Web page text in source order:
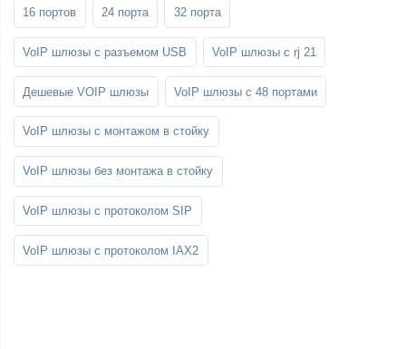
16 портов 24 порта 32 порта
VoIP шлюзы с разъемом USB VoIP шлюзы с rj 21
Дешевые VOIP шлюзы VoIP шлюзы с 48 портами
VoIP шлюзы с монтажом в стойку
VoIP шлюзы без монтажа в стойку
VoIP шлюзы с протоколом SIP
VoIP шлюзы с протоколом IAX2